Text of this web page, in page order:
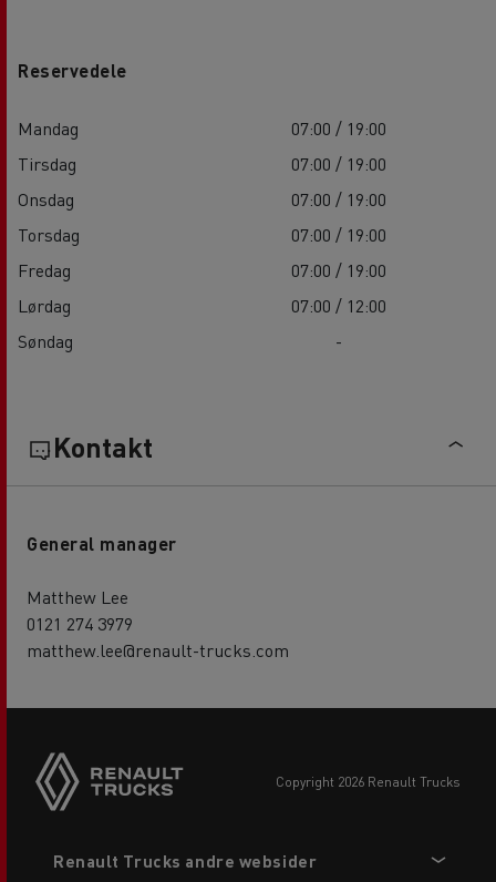
Reservedele
Mandag
07:00 / 19:00
Tirsdag
07:00 / 19:00
Onsdag
07:00 / 19:00
Torsdag
07:00 / 19:00
Fredag
07:00 / 19:00
Lørdag
07:00 / 12:00
Søndag
-
Kontakt
General manager
Matthew Lee
0121 274 3979
matthew.lee@renault-trucks.com
copyright 2026 Renault Trucks
menu
Renault Trucks andre websider